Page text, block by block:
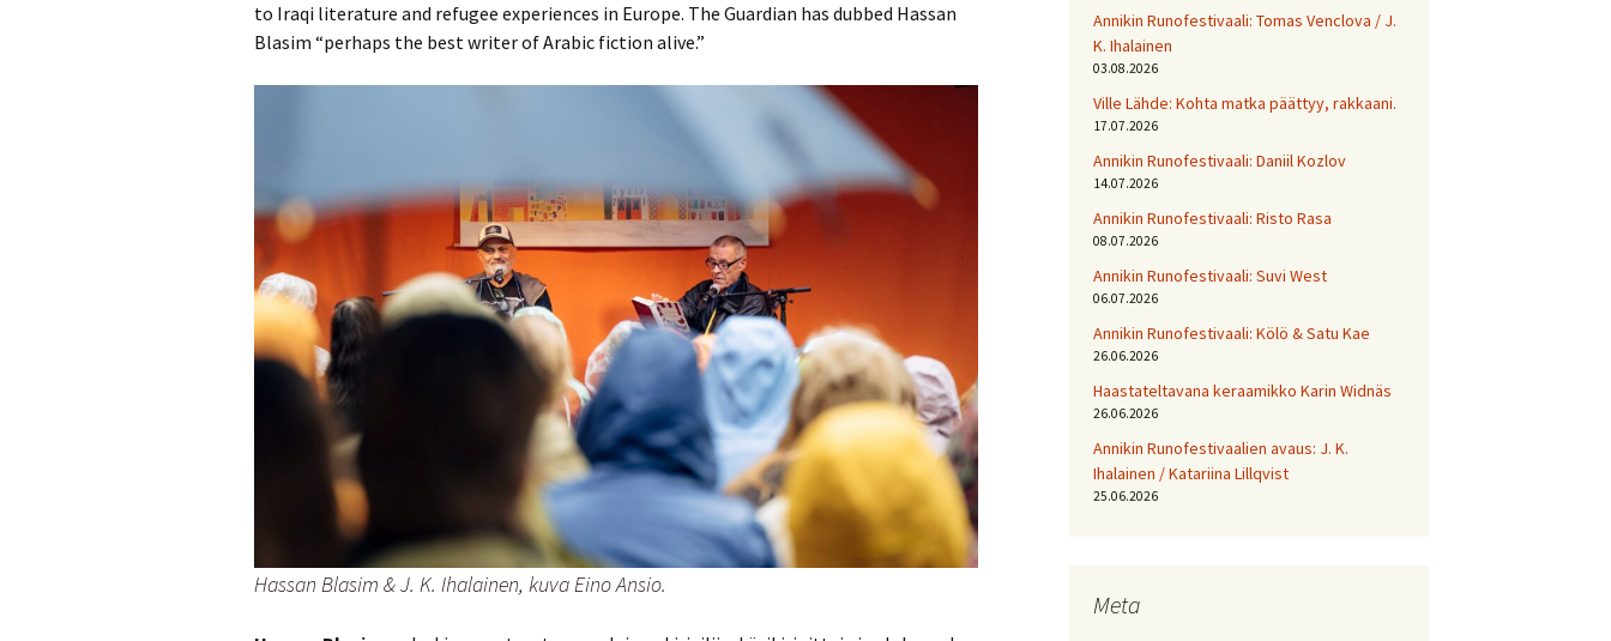
to Iraqi literature and refugee experiences in Europe. The Guardian has dubbed Hassan
Blasim “perhaps the best writer of Arabic fiction alive.”
Hassan Blasim & J. K. Ihalainen, kuva Eino Ansio.
Annikin Runofestivaali: Tomas Venclova / J.
K. Ihalainen
03.08.2026
Ville Lähde: Kohta matka päättyy, rakkaani.
17.07.2026
Annikin Runofestivaali: Daniil Kozlov
14.07.2026
Annikin Runofestivaali: Risto Rasa
08.07.2026
Annikin Runofestivaali: Suvi West
06.07.2026
Annikin Runofestivaali: Kölö & Satu Kae
26.06.2026
Haastateltavana keraamikko Karin Widnäs
26.06.2026
Annikin Runofestivaalien avaus: J. K.
Ihalainen / Katariina Lillqvist
25.06.2026
Meta